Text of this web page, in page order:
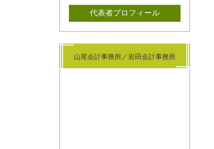
代表者プロフィール
山尾会計事務所／岩田会計事務所